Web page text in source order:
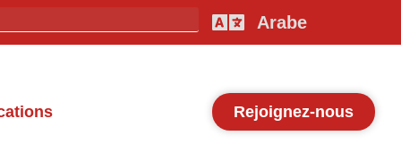
Arabe
Rejoignez-nous